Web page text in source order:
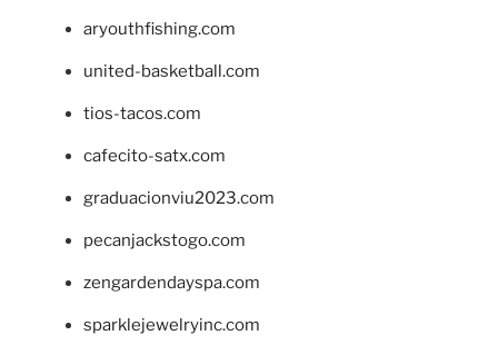
aryouthfishing.com
united-basketball.com
tios-tacos.com
cafecito-satx.com
graduacionviu2023.com
pecanjackstogo.com
zengardendayspa.com
sparklejewelryinc.com